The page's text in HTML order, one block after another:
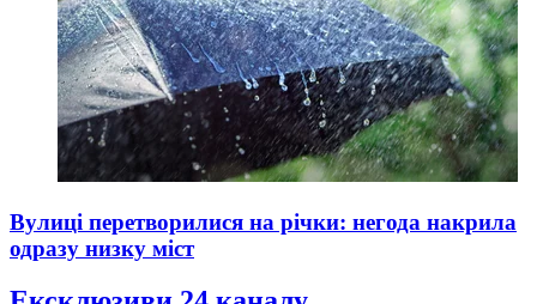
Вулиці перетворилися на річки: негода накрила
одразу низку міст